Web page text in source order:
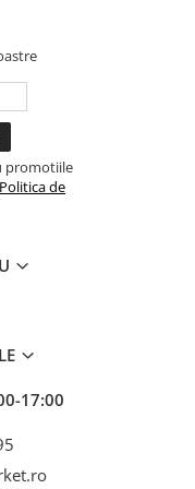
cm
promotiile
Politica de
17:00